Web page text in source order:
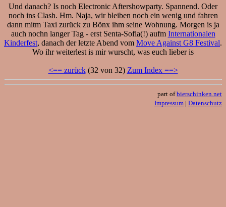
Und danach? Is noch Electronic Aftershowparty. Spannend. Oder
noch ins Clash. Hm. Naja, wir bleiben noch ein wenig und fahren
dann mitm Taxi zurück zu Bönx ihm seine Wohnung. Morgen is ja
auch nochn langer Tag - erst Senta-Sofia(!) aufm Internationalen
Kinderfest, danach der letzte Abend vom Move Against G8 Festival.
Wo ihr weiterlest is mir wurscht, was euch lieber is
<== zurück(32 von 32) Zum Index ==>
part ofbierschinken.net
Impressum | Datenschutz